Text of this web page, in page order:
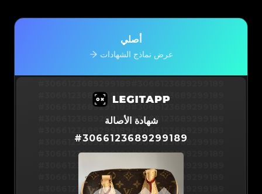
أصلي
عرض نماذج الشهادات
#3066123689299189
#3066123689299189
#3066123689299189
#3066123689299189
#3066123689299189
#3066123689299189
#3066123689299189
#3066123689299189
#3066123689299189
#3066123689299189
#3066123689299189
#3066123689299189
#3066123689299189
#3066123689299189
شهادة الأصالة
#3066123689299189